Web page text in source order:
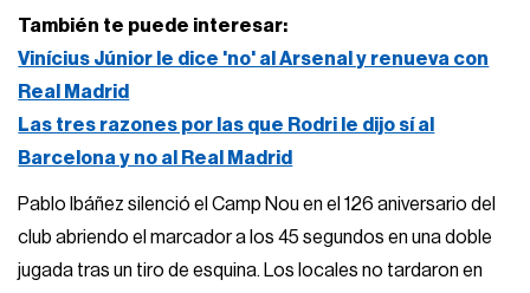
También te puede interesar:
Vinícius Júnior le dice 'no' al Arsenal y renueva con
Real Madrid
Las tres razones por las que Rodri le dijo sí al
Barcelona y no al Real Madrid
Pablo Ibáñez silenció el Camp Nou en el 126 aniversario del
club abriendo el marcador a los 45 segundos en una doble
jugada tras un tiro de esquina. Los locales no tardaron en